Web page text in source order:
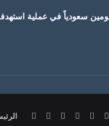
سعودياً في عملية
فيسبوك يوتيوبانستقرام
‫TikTokواتساب